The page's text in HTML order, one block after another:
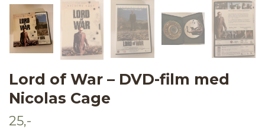
Lord of War – DVD-film med
Nicolas Cage
25,-